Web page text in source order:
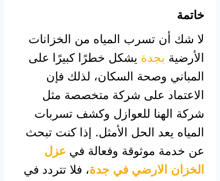
خاتمة
لا شك أن تسرب المياه من الخزانات
الأرضية بجدة يشكل خطرًا كبيرًا على
المباني وصحة السكان، لذلك فإن
الاعتماد على شركة متخصصة مثل
شركة الهنا للعوازل وكشف تسربات
المياه يعد الحل الأمثل. إذا كنت تبحث
عن خدمة موثوقة وفعالة في عزل
الخزان الارضي في جدة، فلا تتردد في